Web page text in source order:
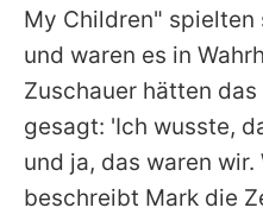
My Children" spielten
und waren es in
Zuschauer hätten
gesagt: 'Ich wusste,
und ja, das waren
beschreibt Mark die